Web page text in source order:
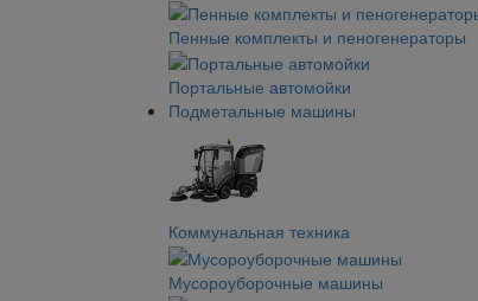
Пенные комплекты и пеногенераторы
Портальные автомойки
Подметальные машины
Коммунальная техника
Мусороуборочные машины